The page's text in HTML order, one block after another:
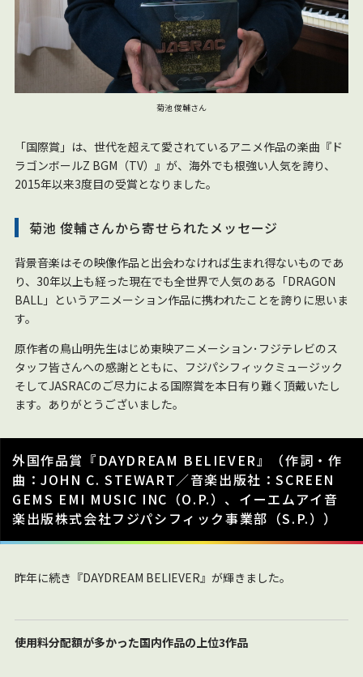
菊池 俊輔さん
「国際賞」は、世代を超えて愛されているアニメ作品の楽曲『ド
ラゴンボールZ BGM（TV）』が、海外でも根強い人気を誇り、
2015年以来3度目の受賞となりました。
菊池 俊輔さんから寄せられたメッセージ
背景音楽はその映像作品と出会わなければ生まれ得ないものであ
り、30年以上も経った現在でも全世界で人気のある「DRAGON
BALL」というアニメーション作品に携われたことを誇りに思いま
す。
原作者の鳥山明先生はじめ東映アニメーション･フジテレビのス
タッフ皆さんへの感謝とともに、フジパシフィックミュージック
そしてJASRACのご尽力による国際賞を本日有り難く頂戴いたし
ます。ありがとうございました。
外国作品賞『DAYDREAM BELIEVER』（作詞・作
曲：JOHN C. STEWART／音楽出版社：SCREEN
GEMS EMI MUSIC INC（O.P.）、イーエムアイ音
楽出版株式会社フジパシフィック事業部（S.P.））
昨年に続き 『DAYDREAM BELIEVER』が輝きました。
使用料分配額が多かった国内作品の上位3作品